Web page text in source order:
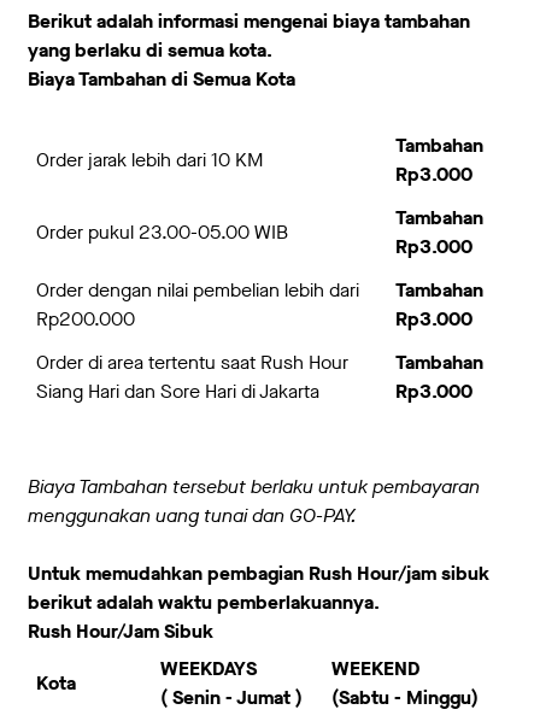
Berikut adalah informasi mengenai biaya tambahan
yang berlaku di semua kota.
Biaya Tambahan di Semua Kota
Order jarak lebih dari 10 KM
Tambahan
Rp3.000
Order pukul 23.00-05.00 WIB
Tambahan
Rp3.000
Order dengan nilai pembelian lebih dari
Rp200.000
Tambahan
Rp3.000
Order di area tertentu saat Rush Hour
Siang Hari dan Sore Hari di Jakarta
Tambahan
Rp3.000
Biaya Tambahan tersebutberlaku untuk pembayaran
menggunakan uang tunai dan GO-PAY.
Untuk memudahkan pembagian Rush Hour/jam sibuk
berikut adalah waktu pemberlakuannya.
Rush Hour/Jam Sibuk
Kota
WEEKDAYS
( Senin - Jumat )
WEEKEND
(Sabtu - Minggu)